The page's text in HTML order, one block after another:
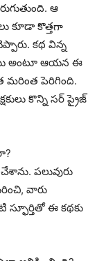
ఆ
కూడా కొత్తగా
కథ విన్న
అంటూ ఆయన ఈ
పెరిగింది.
కొన్ని సర్ ప్రైజ్
పలువురు
వారు
స్ఫూర్తితో ఈ కథకు